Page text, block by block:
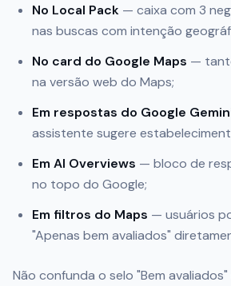
No Local Pack — caixa com 3
nas buscas com intenção
No card do Google Maps —
na versão web do Maps;
Em respostas do Google
assistente sugere
Em AI Overviews — bloco de
no topo do Google;
Em filtros do Maps — usuários
"Apenas bem avaliados"
Não confunda o selo "Bem